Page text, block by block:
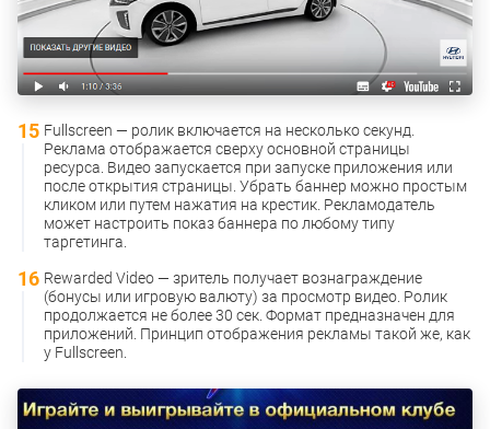
Fullscreen — ролик включается на несколько секунд.
Реклама отображается сверху основной страницы
ресурса. Видео запускается при запуске приложения или
после открытия страницы. Убрать баннер можно простым
кликом или путем нажатия на крестик. Рекламодатель
может настроить показ баннера по любому типу
таргетинга.
Rewarded Video — зритель получает вознаграждение
(бонусы или игровую валюту) за просмотр видео. Ролик
продолжается не более 30 сек. Формат предназначен для
приложений. Принцип отображения рекламы такой же, как
у Fullscreen.